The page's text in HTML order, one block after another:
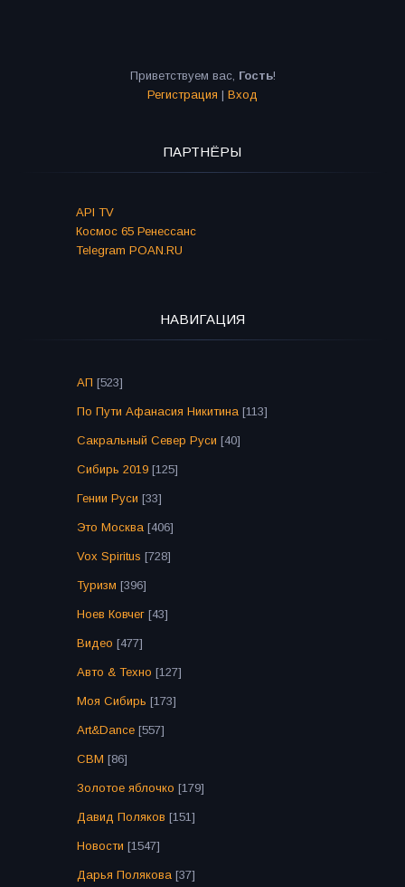
Приветствуем вас, Гость!
Регистрация | Вход
ПАРТНЁРЫ
API TV
Космос 65 Ренессанс
Telegram POAN.RU
НАВИГАЦИЯ
АП [523]
По Пути Афанасия Никитина [113]
Сакральный Север Руси [40]
Сибирь 2019 [125]
Гении Руси [33]
Это Москва [406]
Vox Spiritus [728]
Туризм [396]
Ноев Ковчег [43]
Видео [477]
Авто & Техно [127]
Моя Сибирь [173]
Art&Dance [557]
СВМ [86]
Золотое яблочко [179]
Давид Поляков [151]
Новости [1547]
Дарья Полякова [37]